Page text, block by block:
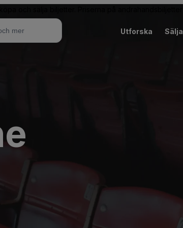
Utforska Sälja